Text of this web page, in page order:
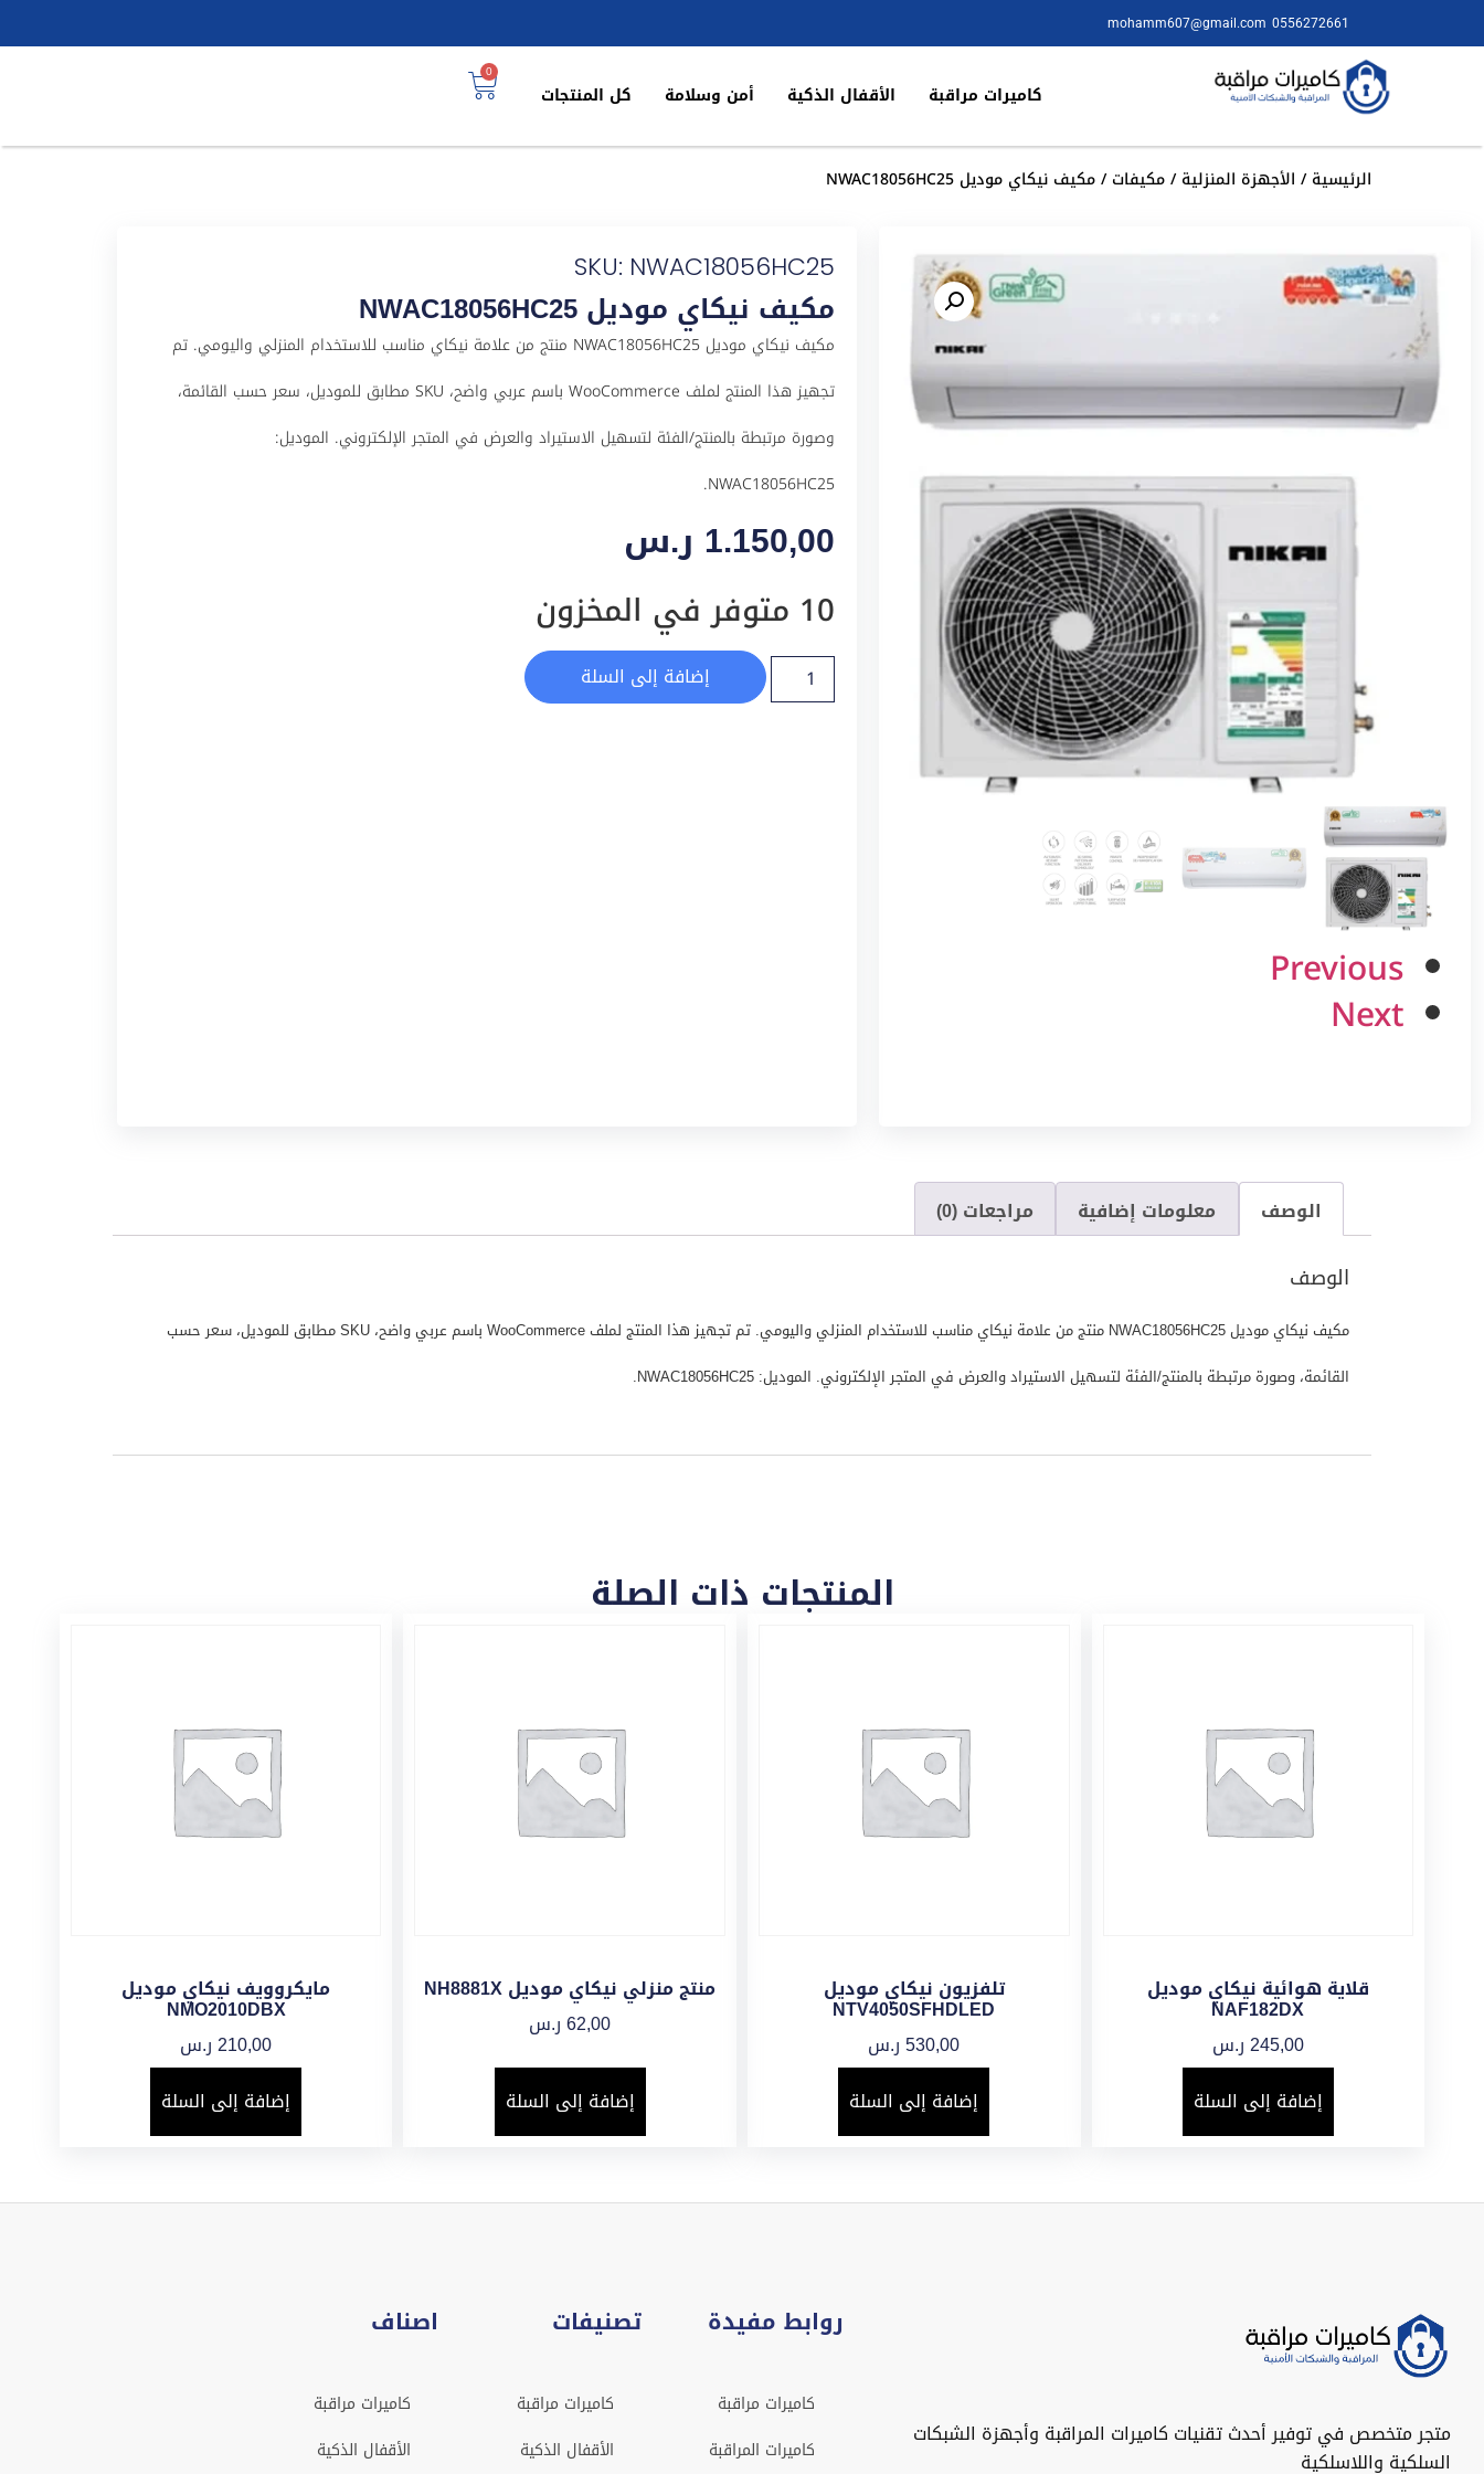
0556272661
mohamm607@gmail.com
كاميرات مراقبة الأقفال الذكية أمن وسلامة كل المنتجات
0
الرئيسية/ الأجهزة المنزلية/مكيفات/ مكيف نيكاي موديل NWAC18056HC25
Previous
Next
SKU: NWAC18056HC25
مكيف نيكاي موديل NWAC18056HC25
مكيف نيكاي موديل NWAC18056HC25 منتج من علامة نيكاي مناسب للاستخدام المنزلي واليومي. تم
تجهيز هذا المنتج لملف WooCommerce باسم عربي واضح، SKU مطابق للموديل، سعر حسب القائمة،
وصورة مرتبطة بالمنتج/الفئة لتسهيل الاستيراد والعرض في المتجر الإلكتروني. الموديل:
NWAC18056HC25.
1.150,00 ر.س
10 متوفر في المخزون
إضافة إلى السلة
الوصف معلومات إضافية مراجعات (0)
الوصف
مكيف نيكاي موديل NWAC18056HC25 منتج من علامة نيكاي مناسب للاستخدام المنزلي واليومي. تم تجهيز هذا المنتج لملف WooCommerce باسم عربي واضح، SKU مطابق للموديل، سعر حسب
القائمة، وصورة مرتبطة بالمنتج/الفئة لتسهيل الاستيراد والعرض في المتجر الإلكتروني. الموديل: NWAC18056HC25.
المنتجات ذات الصلة
قلاية هوائية نيكاي موديل
NAF182DX
245,00ر.س
إضافة إلى السلة
تلفزيون نيكاي موديل
NTV4050SFHDLED
530,00 ر.س
إضافة إلى السلة
منتج منزلي نيكاي موديل NH8881X
62,00ر.س
إضافة إلى السلة
مايكروويف نيكاي موديل
NMO2010DBX
210,00ر.س
إضافة إلى السلة
متجر متخصص في توفير أحدث تقنيات كاميرات المراقبة وأجهزة الشبكات
السلكية واللاسلكية
روابط مفيدة
كاميرات مراقبة
كاميرات المراقبة
تصنيفات
كاميرات مراقبة
الأقفال الذكية
اصناف
كاميرات مراقبة
الأقفال الذكية